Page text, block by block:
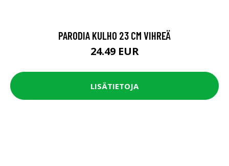
PARODIA KULHO 23 CM VIHREÄ
24.49 EUR
LISÄTIETOJA